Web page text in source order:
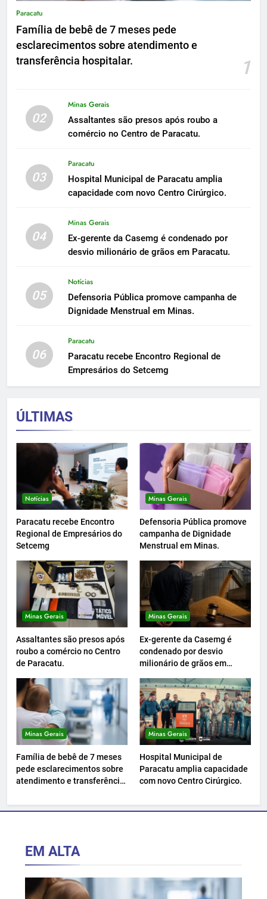
Paracatu
Família de bebê de 7 meses pede
esclarecimentos sobre atendimento e
transferência hospitalar.
1
02
Minas Gerais
Assaltantes são presos após roubo a
comércio no Centro de Paracatu.
03
Paracatu
Hospital Municipal de Paracatu amplia
capacidade com novo Centro Cirúrgico.
04
Minas Gerais
Ex-gerente da Casemg é condenado por
desvio milionário de grãos em Paracatu.
05
Notícias
Defensoria Pública promove campanha de
Dignidade Menstrual em Minas.
06
Paracatu
Paracatu recebe Encontro Regional de
Empresários do Setcemg
ÚLTIMAS
Notícias
Paracatu recebe Encontro
Regional de Empresários do
Setcemg
Minas Gerais
Defensoria Pública promove
campanha de Dignidade
Menstrual em Minas.
Minas Gerais
Assaltantes são presos após
roubo a comércio no Centro
de Paracatu.
Minas Gerais
Ex-gerente da Casemg é
condenado por desvio
milionário de grãos em
Minas Gerais
Família de bebê de 7 meses
pede esclarecimentos sobre
atendimento e transferência
Minas Gerais
Hospital Municipal de
Paracatu amplia capacidade
com novo Centro Cirúrgico.
EM ALTA